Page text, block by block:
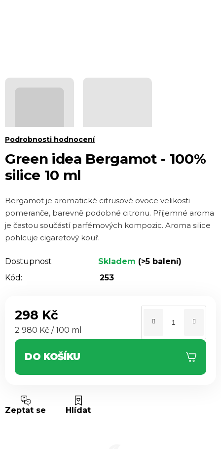
Green idea Bergamot - 100%
silice 10 ml
Průměrné
produktu
je
z 5
hvězdiček.
Podrobnosti hodnocení
Bergamot je aromatické citrusové ovoce velikosti
pomeranče, barevně podobné citronu. Příjemné aroma
je častou součástí parfémových kompozic. Aroma silice
pohlcuje cigaretový kouř.
Dostupnost Skladem (>5 balení)
Kód:
253
298 Kč
Měrná cena:
2 980 Kč / 100 ml
DO KOŠÍKU
Zeptat se Hlídat